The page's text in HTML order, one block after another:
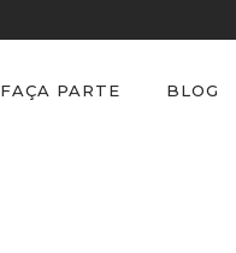
FAÇA PARTE BLOG